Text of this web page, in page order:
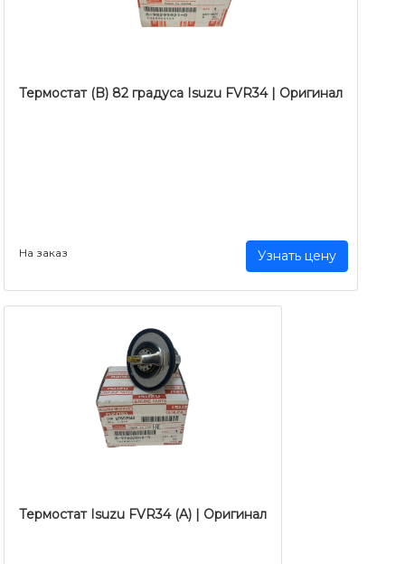
Термостат (B) 82 градуса Isuzu FVR34 | Оригинал
На заказ Узнать цену
Термостат Isuzu FVR34 (A) | Оригинал